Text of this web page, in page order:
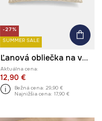
-27%
SUMMER SALE
Ľanová obliečka na vankúš s ozdobnou aplikáciou 40 x 60 cm béžová farba
Aktuálna cena:
12,90 €
Bežná cena: 29,90 €
Najnižšia cena: 17,90 €